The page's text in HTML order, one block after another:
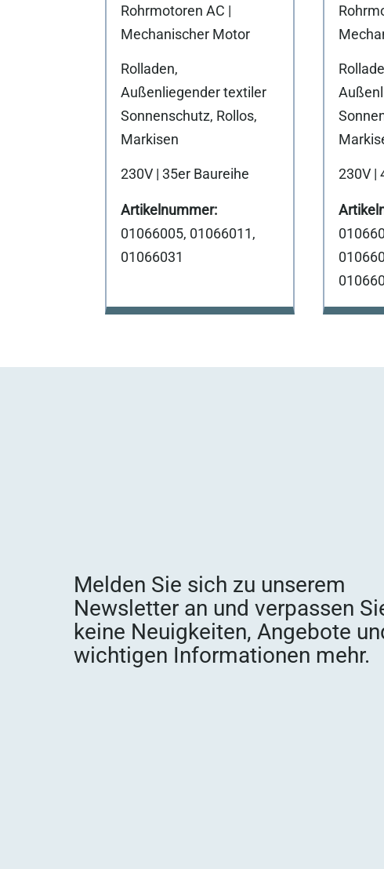
Rohrmotoren AC |
Mechanischer Motor
Rolladen,
Außenliegender textiler
Sonnenschutz, Rollos,
Markisen
230V | 35er Baureihe
01066005, 01066011,
01066031
230V |
Melden Sie sich zu unserem
Newsletter an und verpassen
keine Neuigkeiten, Angebote
wichtigen Informationen mehr.